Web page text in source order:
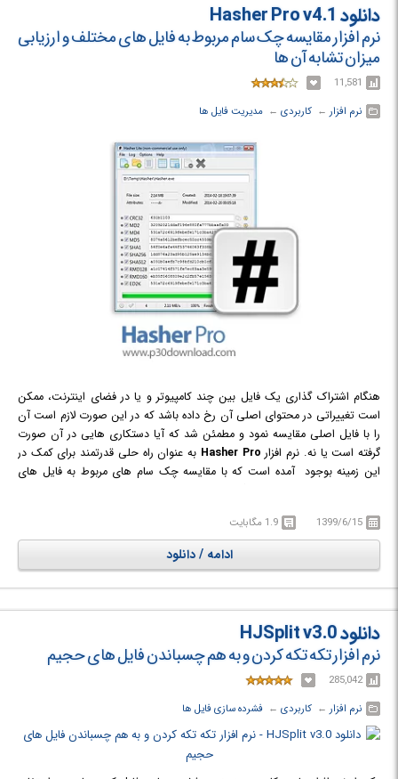
دانلود Hasher Pro v4.1
نرم افزار مقایسه چک سام مربوط به فایل های مختلف و ارزیابی
میزان تشابه آن ها
11,581
نرم افزار ← ‏ کاربردی ← ‏ مدیریت فایل ها
هنگام اشتراک گذاری یک فایل بین چند کامپیوتر و یا در فضای اینترنت، ممکن
است تغییراتی در محتوای اصلی آن رخ داده باشد که در این صورت لازم است آن
را با فایل اصلی مقایسه نمود و مطمئن شد که آیا دستکاری هایی در آن صورت
گرفته است یا نه. نرم افزار Hasher Pro به عنوان راه حلی قدرتمند برای کمک در
این زمینه بوجود آمده است که با مقایسه چک سام های مربوط به فایل های
می تواند به صورت همزمان برای هر فایل تولید شود. ارائه عملکرد های ساده ای
برای مقایسه فایل ها و هش، مانند نگه داشتن دکمه SHIFT برای مقایسه با فایل
بعدی یا دکمه CTRL برای مقایسه دو فایل، موجب ساده سازی روند انجام این
1399/6/15 1.9 مگابایت
ادامه / دانلود
دانلود HJSplit v3.0
نرم افزار تکه تکه کردن و به هم چسباندن فایل های حجیم
285,042
نرم افزار ← ‏ کاربردی ← ‏ فشرده سازی فایل ها